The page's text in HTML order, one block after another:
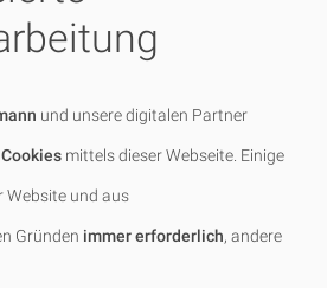
und unsere digitalen Partner
Cookies mittels dieser Webseite. Einige
Website und aus
Gründen immer erforderlich, andere